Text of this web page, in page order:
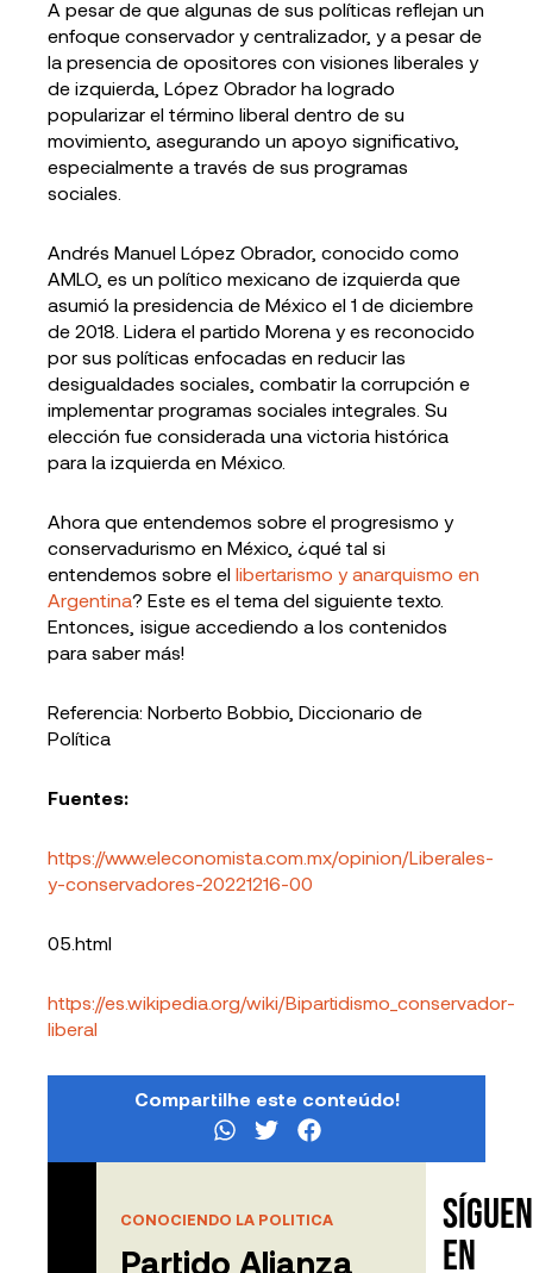
A pesar de que algunas de sus políticas reflejan un
enfoque conservador y centralizador, y a pesar de
la presencia de opositores con visiones liberales y
de izquierda, López Obrador ha logrado
popularizar el término liberal dentro de su
movimiento, asegurando un apoyo significativo,
especialmente a través de sus programas
sociales.
Andrés Manuel López Obrador, conocido como
AMLO, es un político mexicano de izquierda que
asumió la presidencia de México el 1 de diciembre
de 2018. Lidera el partido Morena y es reconocido
por sus políticas enfocadas en reducir las
desigualdades sociales, combatir la corrupción e
implementar programas sociales integrales. Su
elección fue considerada una victoria histórica
para la izquierda en México.
Ahora que entendemos sobre el progresismo y
conservadurismo en México, ¿qué tal si
entendemos sobre el libertarismo y anarquismo en
Argentina? Este es el tema del siguiente texto.
Entonces, ¡sigue accediendo a los contenidos
para saber más!
Referencia: Norberto Bobbio, Diccionario de
Política
Fuentes:
https://www.eleconomista.com.mx/opinion/Liberales-
y-conservadores-20221216-00
05.html
https://es.wikipedia.org/wiki/Bipartidismo_conservador-
liberal
Compartilhe este conteúdo!
Contenido
relacionado
CONOCIENDO LA POLITICA
Partido Alianza
en